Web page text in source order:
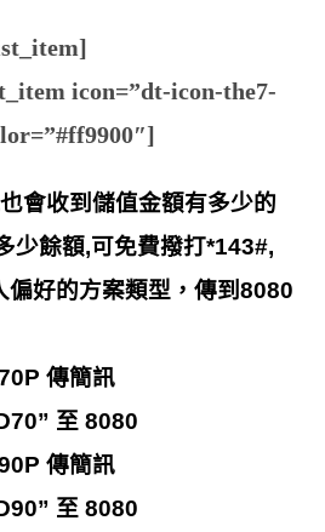
icon=”dt-icon-the7-
會收到儲值金額有多少的
少餘額,可免費撥打*143#,
好的方案類型，傳到8080
傳簡訊
至 8080
傳簡訊
至 8080